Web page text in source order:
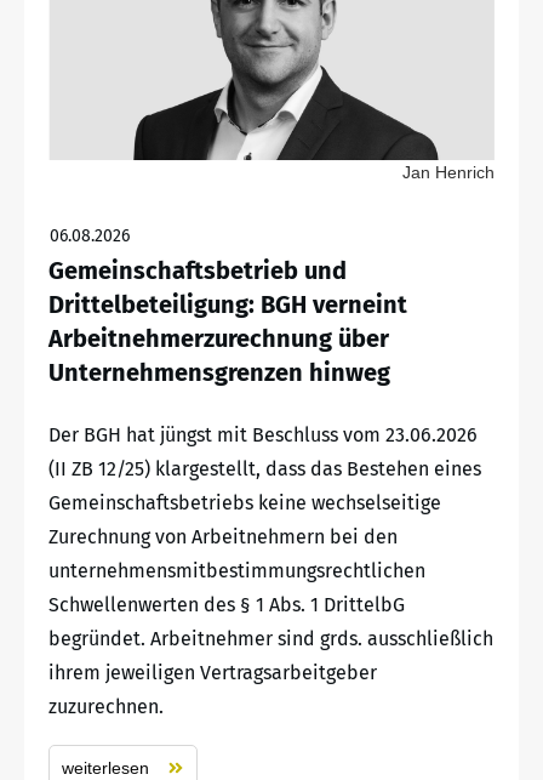
Jan Henrich
06.08.2026
Gemeinschaftsbetrieb und
Drittelbeteiligung: BGH verneint
Arbeitnehmerzurechnung über
Unternehmensgrenzen hinweg
Der BGH hat jüngst mit Beschluss vom 23.06.2026
(II ZB 12/25) klargestellt, dass das Bestehen eines
Gemeinschaftsbetriebs keine wechselseitige
Zurechnung von Arbeitnehmern bei den
unternehmensmitbestimmungsrechtlichen
Schwellenwerten des § 1 Abs. 1 DrittelbG
begründet. Arbeitnehmer sind grds. ausschließlich
ihrem jeweiligen Vertragsarbeitgeber
zuzurechnen.
weiterlesen